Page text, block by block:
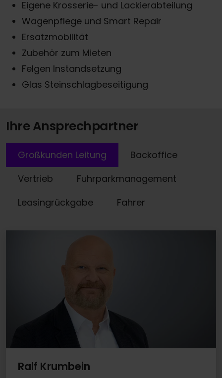
Eigene Krosserie- und Lackierabteilung
Wagenpflege und Smart Repair
Ersatzmobilität
Zubehör zum Mieten
Felgen Instandsetzung
Glas Steinschlagbeseitigung
Ihre Ansprechpartner
Großkunden Leitung
Backoffice
Vertrieb
Fuhrparkmanagement
Leasingrückgabe
Fahrer
Ralf Krumbein